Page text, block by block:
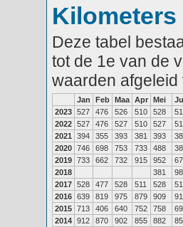
Kilometers
Deze tabel
tot de 1e van de
waarden
Jan Feb Maa Apr Mei
2023 527 476 526 510 528
2022 527 476 527 510 527
2021
394 355 393 381 393
2020 746 698 753 733 488
2019 733 662 732 915 952
2018
381
2017 528 477 528 511 528
2016 639 819 975 879 909
2015 713 406 640 752 758
2014 912 870 902 855 882